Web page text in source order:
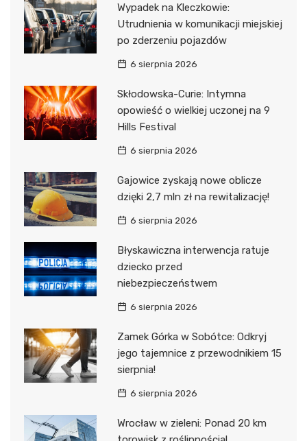
Wypadek na Kleczkowie:
Utrudnienia w komunikacji miejskiej
po zderzeniu pojazdów
6 sierpnia 2026
Skłodowska-Curie: Intymna
opowieść o wielkiej uczonej na 9
Hills Festival
6 sierpnia 2026
Gajowice zyskają nowe oblicze
dzięki 2,7 mln zł na rewitalizację!
6 sierpnia 2026
Błyskawiczna interwencja ratuje
dziecko przed
niebezpieczeństwem
6 sierpnia 2026
Zamek Górka w Sobótce: Odkryj
jego tajemnice z przewodnikiem 15
sierpnia!
6 sierpnia 2026
Wrocław w zieleni: Ponad 20 km